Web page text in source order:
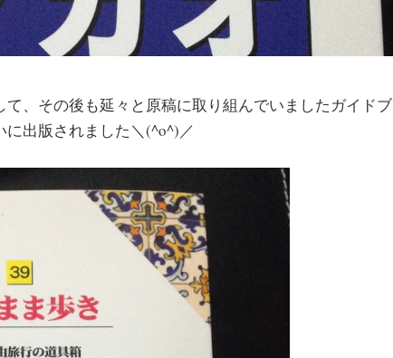
、その後も延々と原稿に取り組んでいましたガイドブ
出版されました＼(^o^)／